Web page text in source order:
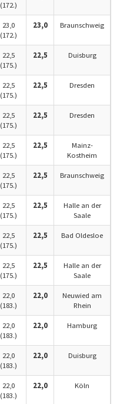
(172.)
23,0
(172.)
23,0 Braunschweig
22,5
(175.)
22,5 Duisburg
22,5
(175.)
22,5 Dresden
22,5
(175.)
22,5 Dresden
22,5
(175.)
22,5
Mainz-
Kostheim
22,5
(175.)
22,5 Braunschweig
22,5
(175.)
22,5
Halle an der
Saale
22,5
(175.)
22,5 Bad Oldesloe
22,5
(175.)
22,5
Halle an der
Saale
22,0
(183.)
22,0
Neuwied am
Rhein
22,0
(183.)
22,0 Hamburg
22,0
(183.)
22,0 Duisburg
22,0
(183.)
22,0 Köln